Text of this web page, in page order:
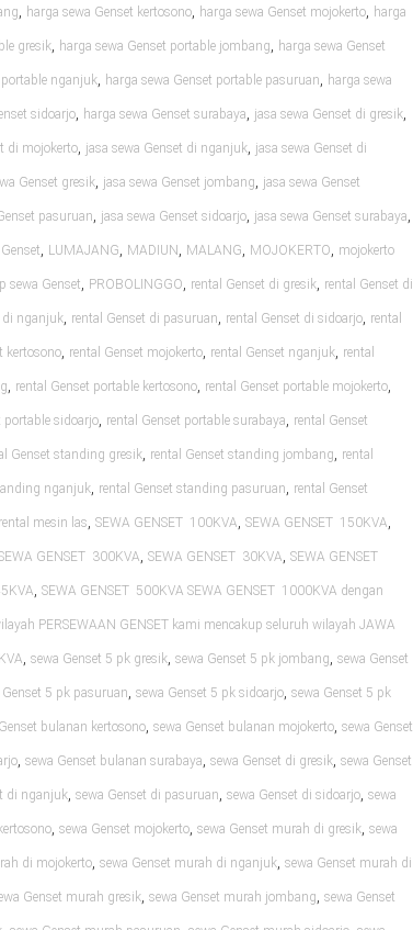
, harga sewa Genset kertosono, harga sewa Genset mojokerto, harga
gresik, harga sewa Genset portable jombang, harga sewa Genset
portable nganjuk, harga sewa Genset portable pasuruan, harga sewa
sidoarjo, harga sewa Genset surabaya, jasa sewa Genset di gresik,
di mojokerto, jasa sewa Genset di nganjuk, jasa sewa Genset di
Genset gresik, jasa sewa Genset jombang, jasa sewa Genset
pasuruan, jasa sewa Genset sidoarjo, jasa sewa Genset surabaya,
, LUMAJANG, MADIUN , MALANG, MOJOKERTO, mojokerto
sewa Genset, PROBOLINGGO, rental Genset di gresik, rental Genset di
di nganjuk, rental Genset di pasuruan, rental Genset di sidoarjo, rental
kertosono, rental Genset mojokerto, rental Genset nganjuk, rental
, rental Genset portable kertosono, rental Genset portable mojokerto,
portable sidoarjo, rental Genset portable surabaya, rental Genset
Genset standing gresik, rental Genset standing jombang, rental
nganjuk, rental Genset standing pasuruan, rental Genset
rental mesin las, SEWA GENSET 100KVA, SEWA GENSET 150KVA,
GENSET 300KVA, SEWA GENSET 30KVA, SEWA GENSET
, SEWA GENSET 500KVA SEWA GENSET 1000KVA dengan
PERSEWAAN GENSET kami mencakup seluruh wilayah JAWA
, sewa Genset 5 pk gresik, sewa Genset 5 pk jombang, sewa Genset
Genset 5 pk pasuruan, sewa Genset 5 pk sidoarjo, sewa Genset 5 pk
bulanan kertosono, sewa Genset bulanan mojokerto, sewa Genset
, sewa Genset bulanan surabaya, sewa Genset di gresik, sewa Genset
di nganjuk, sewa Genset di pasuruan, sewa Genset di sidoarjo, sewa
, sewa Genset mojokerto, sewa Genset murah di gresik, sewa
di mojokerto, sewa Genset murah di nganjuk, sewa Genset murah di
Genset murah gresik, sewa Genset murah jombang, sewa Genset